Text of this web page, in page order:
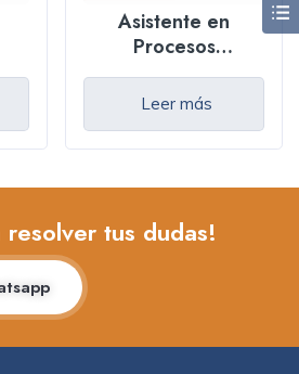
Asistente en
Procesos
Terapéuticos y
Especializados –
Leer más
resolver tus dudas!